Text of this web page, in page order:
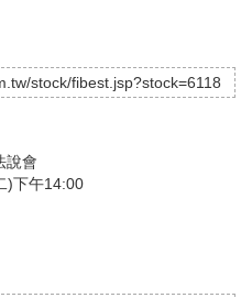
stock/fibest.jsp?stock=6118
說會
)下午14:00